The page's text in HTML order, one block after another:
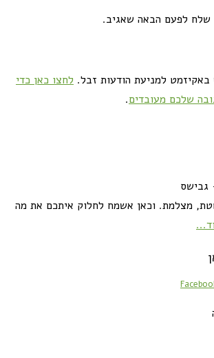
שלח לפעם הבאה שאגיב.
למניעת הודעות זבל. לחצו כאן כדי
שלכם מעובדים.
גבישס
מצלמת. וכאן אשמח לחלוק איתכם את מה